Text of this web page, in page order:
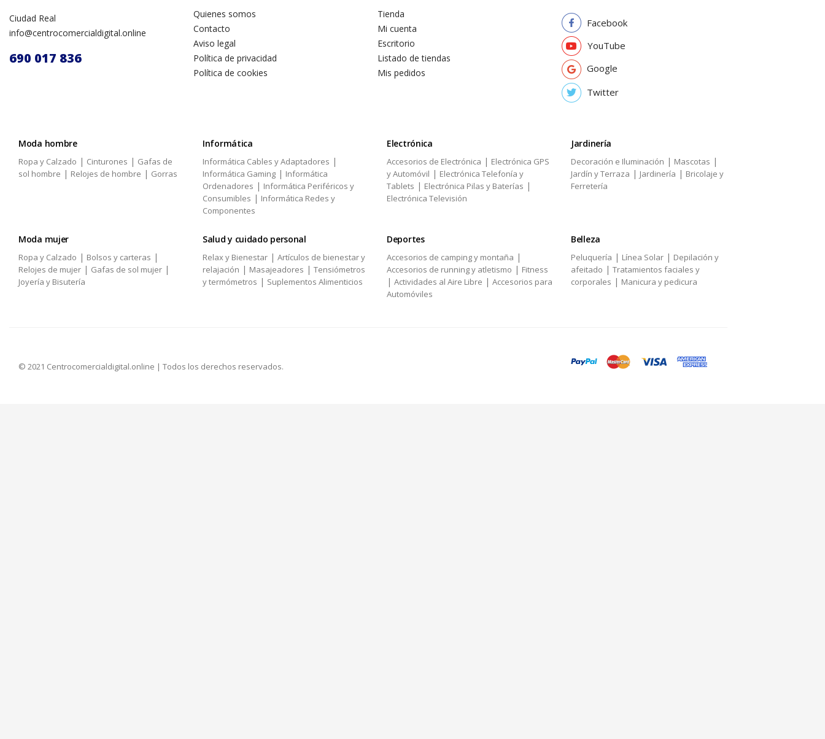
Ciudad Real
info@centrocomercialdigital.online
690 017 836
Quienes somos
Contacto
Aviso legal
Política de privacidad
Política de cookies
Tienda
Mi cuenta
Escritorio
Listado de tiendas
Mis pedidos
Facebook
YouTube
Google
Twitter
Moda hombre
Ropa y Calzado | Cinturones | Gafas de
sol hombre | Relojes de hombre | Gorras
Informática
Informática Cables y Adaptadores |
Informática Gaming | Informática
Ordenadores | Informática Periféricos y
Consumibles | Informática Redes y
Componentes
Electrónica
Accesorios de Electrónica | Electrónica GPS
y Automóvil | Electrónica Telefonía y
Tablets | Electrónica Pilas y Baterías |
Electrónica Televisión
Jardinería
Decoración e Iluminación | Mascotas |
Jardín y Terraza | Jardinería | Bricolaje y
Ferretería
Moda mujer
Ropa y Calzado | Bolsos y carteras |
Relojes de mujer | Gafas de sol mujer |
Joyería y Bisutería
Salud y cuidado personal
Relax y Bienestar | Artículos de bienestar y
relajación | Masajeadores | Tensiómetros
y termómetros | Suplementos Alimenticios
Deportes
Accesorios de camping y montaña |
Accesorios de running y atletismo | Fitness
| Actividades al Aire Libre | Accesorios para
Automóviles
Belleza
Peluquería | Línea Solar | Depilación y
afeitado | Tratamientos faciales y
corporales | Manicura y pedicura
© 2021 Centrocomercialdigital.online | Todos los derechos reservados.